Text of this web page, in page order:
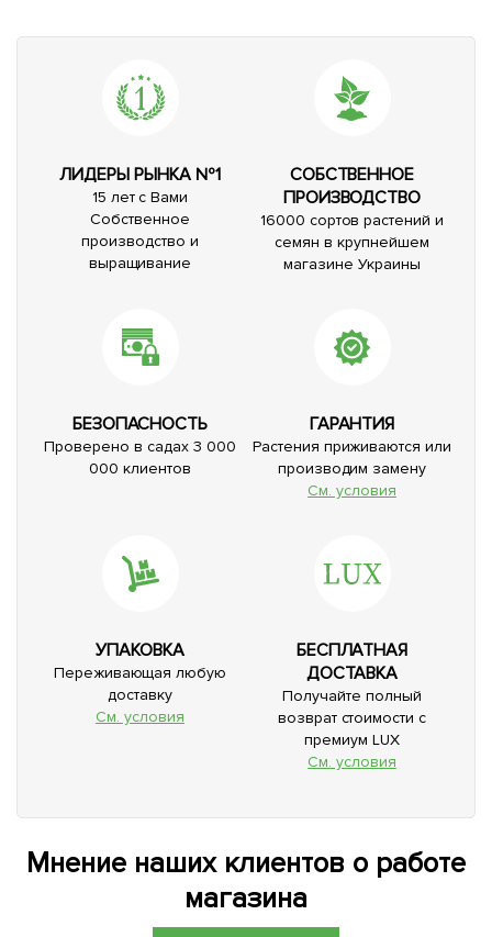
ЛИДЕРЫ РЫНКА №1
15 лет с Вами
Собственное
производство и
выращивание
СОБСТВЕННОЕ
ПРОИЗВОДСТВО
16000 сортов растений и
семян в крупнейшем
магазине Украины
БЕЗОПАСНОСТЬ
Проверено в садах 3 000
000 клиентов
ГАРАНТИЯ
Растения приживаются или
производим замену
См. условия
УПАКОВКА
Переживающая любую
доставку
См. условия
БЕСПЛАТНАЯ
ДОСТАВКА
Получайте полный
возврат стоимости с
премиум LUX
См. условия
Мнение наших клиентов о работе
магазина